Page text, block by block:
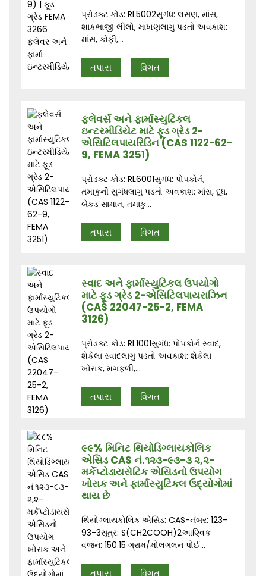
પ્રોડક્ટ કોડ: RL5002સુગંધ: લસણ, માંસ,
શાકભાજી લીલો, માખણલાગુ પડતો અવકાશ:
માંસ, કોફી,...
તપાસ વિગત
ફ્લેવર્સ અને ફાર્માસ્યુટિકલ
ઇન્ટરમીડિયેટ માટે ફૂડ ગ્રેડ 2-
એસિટિલપાયરિડિન (CAS 1122-62-
9, FEMA 3251)
પ્રોડક્ટ કોડ: RL6001સુગંધ: પોપકોર્ન,
તમાકુની સુગંધલાગુ પડતો અવકાશ: માંસ, દૂધ,
બેકડ સામાન, તમાકુ...
તપાસ વિગત
સ્વાદ અને ફાર્માસ્યુટિકલ ઉપયોગો
માટે ફૂડ ગ્રેડ 2-એસિટિલપાયરાઝિન
(CAS 22047-25-2, FEMA
3126)
પ્રોડક્ટ કોડ: RL1001સુગંધ: પોપકોર્ન સ્વાદ,
શેકેલા સ્વાદલાગુ પડતો અવકાશ: શેકેલા
ખોરાક, મગફળી,...
તપાસ વિગત
૯૯% મિનિટ થિયોડિગ્લાયકોલિક
એસિડ CAS નં.૧૨૩-૯૩-૩ ૨,૨-
મર્કેપ્ટોડાયસેટિક એસિડનો ઉપયોગ
ખોરાક અને ફાર્માસ્યુટિકલ ઉદ્યોગોમાં
થાય છે
થિયોગ્લાયકોલિક એસિડ: CAS-નંબર: 123-
93-3સૂત્ર: S(CH2COOH)2આણ્વિક
વજન: 150.15 ગ્રામ/મોલગલન પોઈ...
તપાસ વિગત